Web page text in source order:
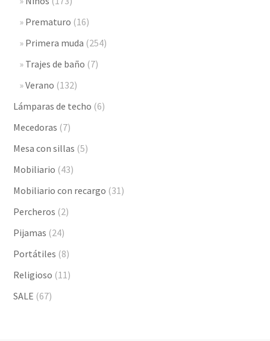
Prematuro (16)
Primera muda (254)
Trajes de baño (7)
Verano (132)
Lámparas de techo (6)
Mecedoras (7)
Mesa con sillas (5)
Mobiliario (43)
Mobiliario con recargo (31)
Percheros (2)
Pijamas (24)
Portátiles (8)
Religioso (11)
SALE (67)